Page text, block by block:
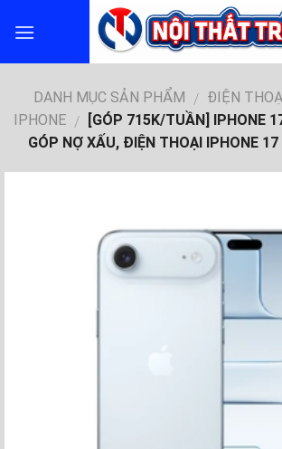
DANH MỤC SẢN PHẨM / ĐIỆN
IPHONE /
[GÓP 715K/TUẦN] IPHONE
GÓP NỢ XẤU, ĐIỆN THOẠI IPHONE